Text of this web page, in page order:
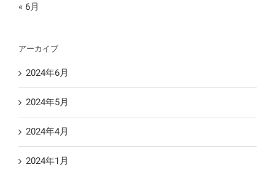
« 6月
アーカイブ
2024年6月
2024年5月
2024年4月
2024年1月